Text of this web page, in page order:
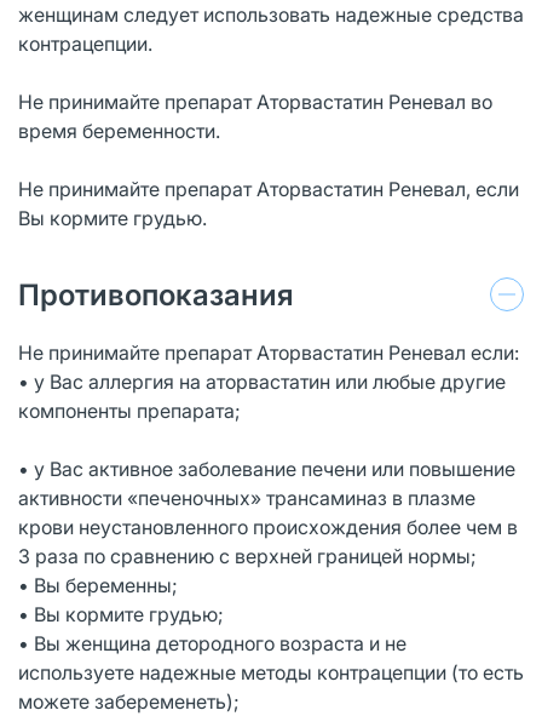
женщинам следует использовать надежные средства
контрацепции.
Не принимайте препарат Аторвастатин Реневал во
время беременности.
Не принимайте препарат Аторвастатин Реневал, если
Вы кормите грудью.
Противопоказания
Не принимайте препарат Аторвастатин Реневал если:
• у Вас аллергия на аторвастатин или любые другие
компоненты препарата;
• у Вас активное заболевание печени или повышение
активности «печеночных» трансаминаз в плазме
крови неустановленного происхождения более чем в
3 раза по сравнению с верхней границей нормы;
• Вы беременны;
• Вы кормите грудью;
• Вы женщина детородного возраста и не
используете надежные методы контрацепции (то есть
можете забеременеть);